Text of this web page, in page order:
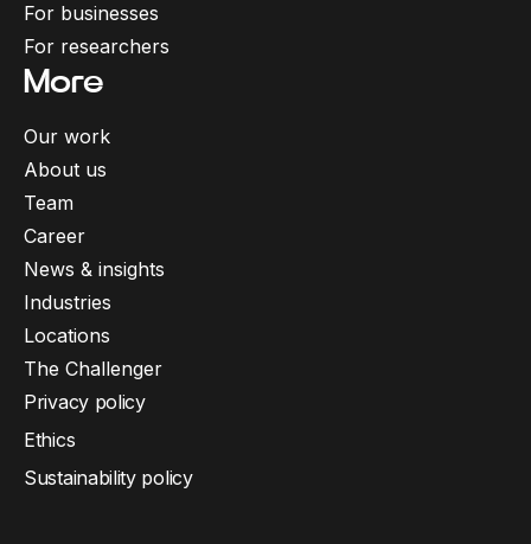
For businesses
For researchers
More
Our work
About us
Team
Career
News & insights
Industries
Locations
The Challenger
Privacy policy
Ethics
Sustainability policy